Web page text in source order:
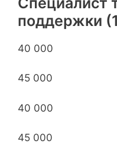
поддержки
40 000
45 000
40 000
45 000